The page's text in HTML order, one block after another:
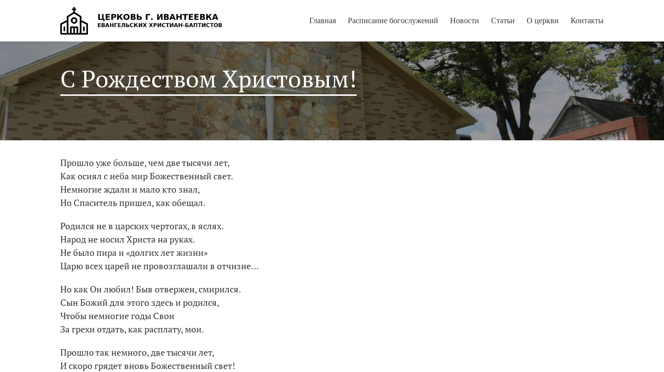
Главная Расписание богослужений Новости Статьи О церкви Контакты
С Рождеством Христовым!
Прошло уже больше, чем две тысячи лет,
Как осиял с неба мир Божественный свет.
Немногие ждали и мало кто знал,
Но Спаситель пришел, как обещал.
Родился не в царских чертогах, в яслях.
Народ не носил Христа на руках.
Не было пира и «долгих лет жизни»
Царю всех царей не провозглашали в отчизне…
Но как Он любил! Быв отвержен, смирился.
Сын Божий для этого здесь и родился,
Чтобы немногие годы Свои
За грехи отдать, как расплату, мои.
Прошло так немного, две тысячи лет,
И скоро грядет вновь Божественный свет!